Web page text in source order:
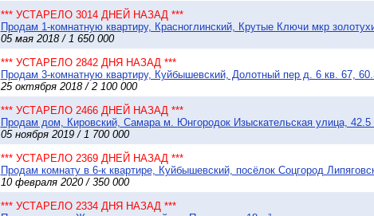
*** УСТАРЕЛО 3014 ДНЕЙ НАЗАД ***
Продам 1-комнатную квартиру, Красноглинский, Крутые Ключи мкр
05 мая 2018 / 1 650 000
*** УСТАРЕЛО 2842 ДНЯ НАЗАД ***
Продам 3-комнатную квартиру, Куйбышевский, Долотный пер д. 6 кв. 67,
25 октября 2018 / 2 100 000
*** УСТАРЕЛО 2466 ДНЕЙ НАЗАД ***
Продам дом, Кировский, Самара м. Юнгородок Изыскательская улица, 42.5
05 ноября 2019 / 1 700 000
*** УСТАРЕЛО 2369 ДНЕЙ НАЗАД ***
Продам комнату в 6-к квартире, Куйбышевский, посёлок Соцгород
10 февраля 2020 / 350 000
*** УСТАРЕЛО 2334 ДНЯ НАЗАД ***